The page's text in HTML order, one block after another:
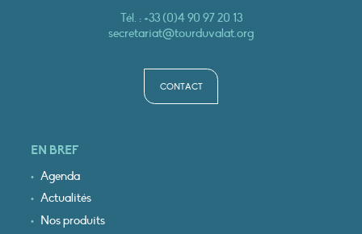
Tél. :+33 (0)4 90 97 20 13
secretariat@tourduvalat.org
CONTACT
EN BREF
Agenda
Actualités
Nos produits